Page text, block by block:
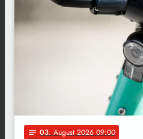
notes 03. August 2026 09:00